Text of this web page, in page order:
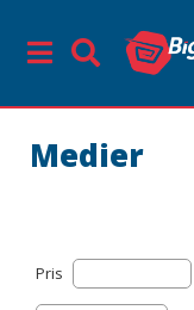
Medier
Pris